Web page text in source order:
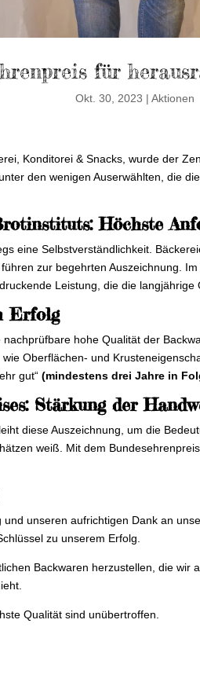
für
Okt. 30, 2023 | Aktionen
Konditorei & Snacks, wurde der
den wenigen Auserwählten, die
Höchste
eine Selbstverständlichkeit.
zur begehrten Auszeichnung.
Leistung, die die
Erfolg
hohe Qualität der
Oberflächen- und
gut“(mindestens drei Jahre in
Stärkung der
diese Auszeichnung, um die
weiß. Mit dem
unseren aufrichtigen Dank an
zu unserem Erfolg.
Backwaren herzustellen, die
Qualität sind unübertroffen.